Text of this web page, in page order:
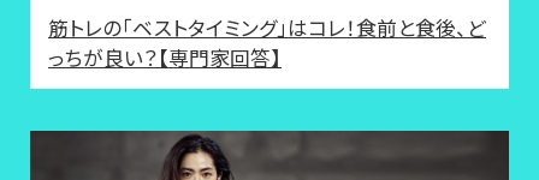
筋トレの「ベストタイミング」はコレ！食前と食後、ど
っちが良い？【専門家回答】